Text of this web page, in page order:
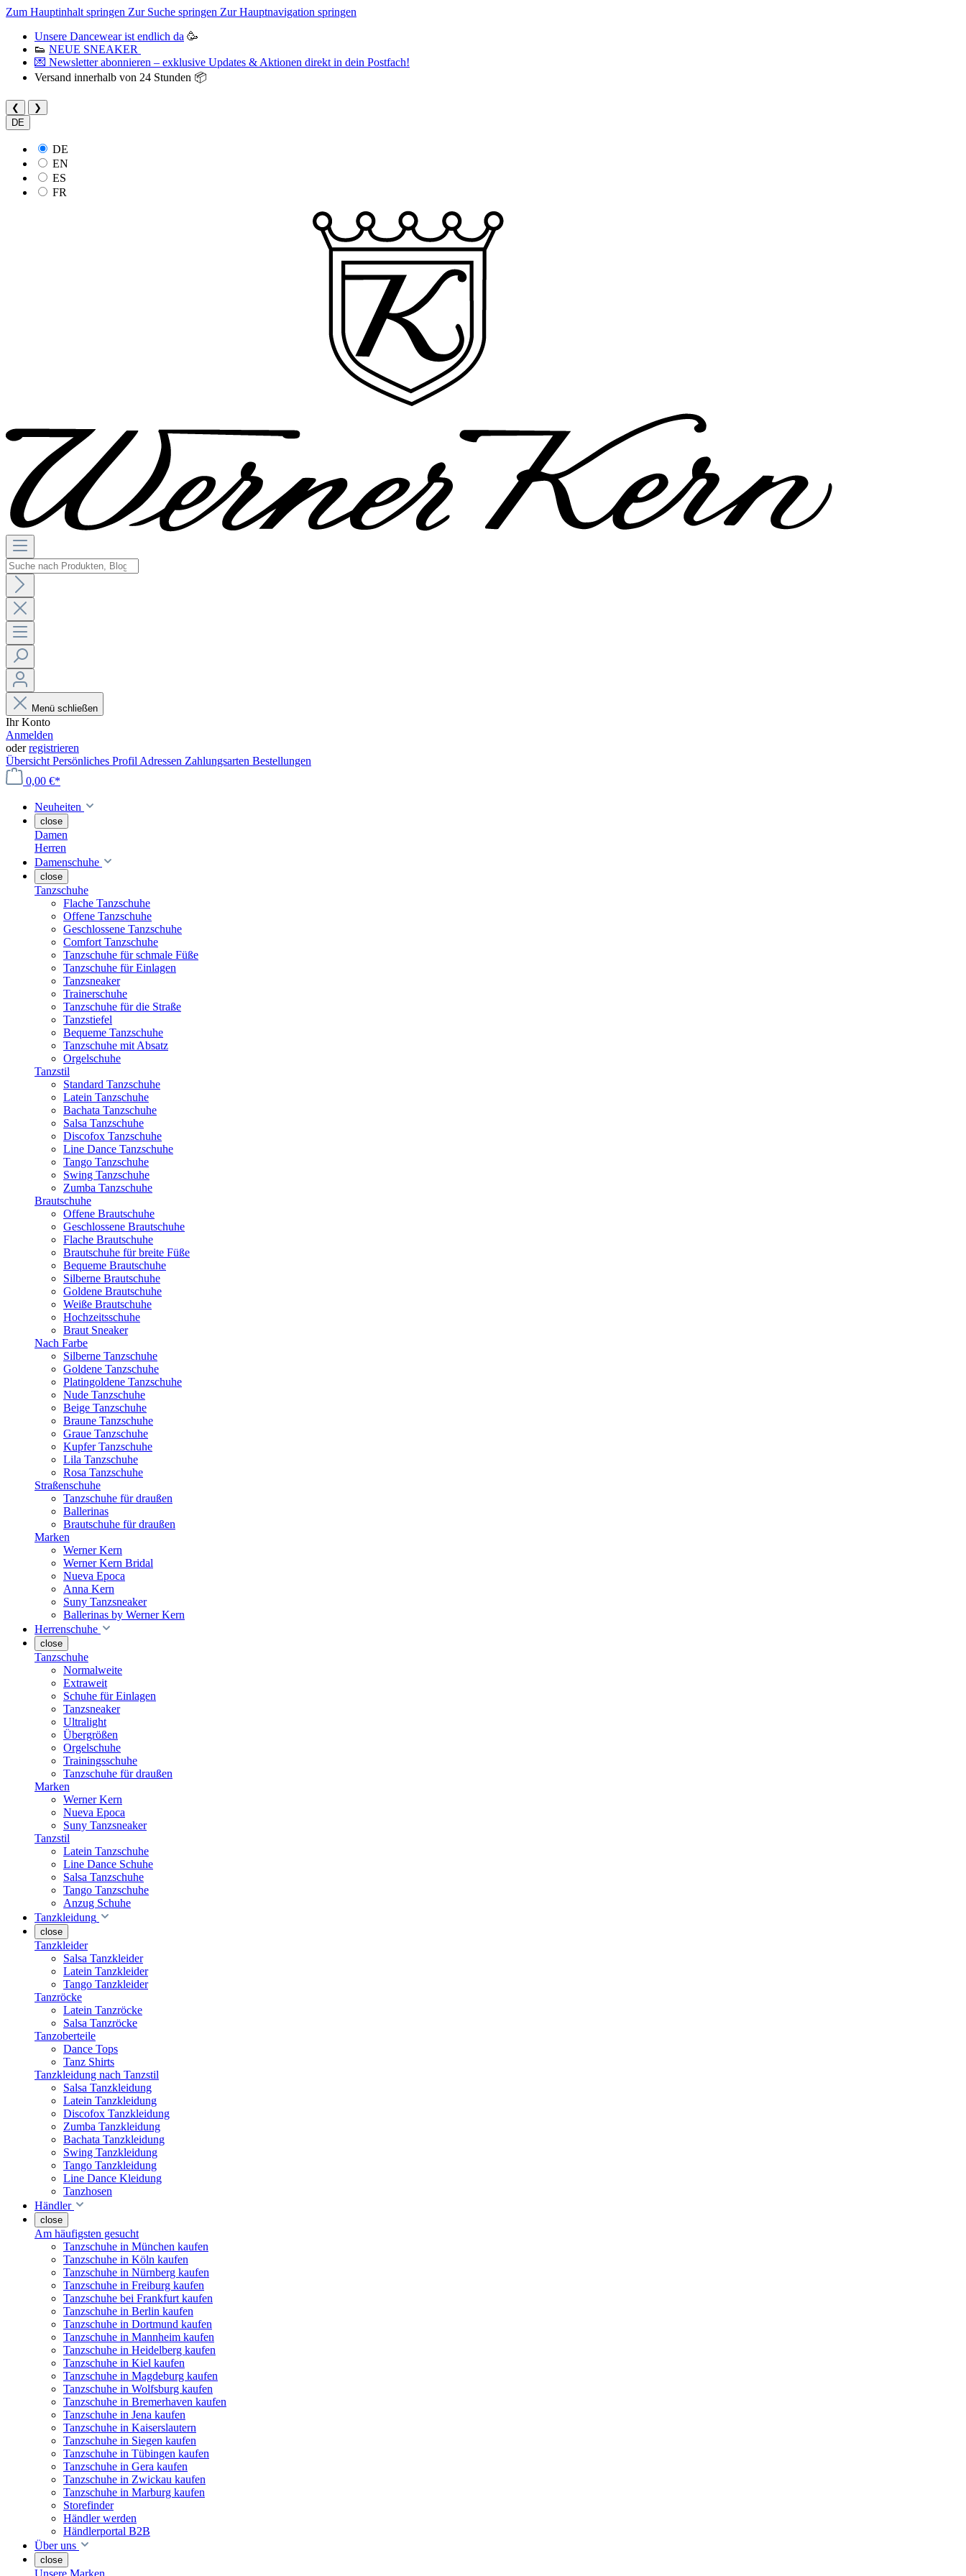
Zum Hauptinhalt springen Zur Suche springen Zur Hauptnavigation springen
Unsere Dancewear ist endlich da 🥳
👟 NEUE SNEAKER
💌 Newsletter abonnieren – exklusive Updates & Aktionen direkt in dein Postfach!
Versand innerhalb von 24 Stunden 📦
❮
❯
DE
DE
EN
ES
FR
Menü schließen
Ihr Konto
Anmelden
oderregistrieren
Übersicht Persönliches Profil Adressen Zahlungsarten Bestellungen
0,00 €*
Neuheiten
close
Damen
Herren
Damenschuhe
close
Tanzschuhe
Flache Tanzschuhe
Offene Tanzschuhe
Geschlossene Tanzschuhe
Comfort Tanzschuhe
Tanzschuhe für schmale Füße
Tanzschuhe für Einlagen
Tanzsneaker
Trainerschuhe
Tanzschuhe für die Straße
Tanzstiefel
Bequeme Tanzschuhe
Tanzschuhe mit Absatz
Orgelschuhe
Tanzstil
Standard Tanzschuhe
Latein Tanzschuhe
Bachata Tanzschuhe
Salsa Tanzschuhe
Discofox Tanzschuhe
Line Dance Tanzschuhe
Tango Tanzschuhe
Swing Tanzschuhe
Zumba Tanzschuhe
Brautschuhe
Offene Brautschuhe
Geschlossene Brautschuhe
Flache Brautschuhe
Brautschuhe für breite Füße
Bequeme Brautschuhe
Silberne Brautschuhe
Goldene Brautschuhe
Weiße Brautschuhe
Hochzeitsschuhe
Braut Sneaker
Nach Farbe
Silberne Tanzschuhe
Goldene Tanzschuhe
Platingoldene Tanzschuhe
Nude Tanzschuhe
Beige Tanzschuhe
Braune Tanzschuhe
Graue Tanzschuhe
Kupfer Tanzschuhe
Lila Tanzschuhe
Rosa Tanzschuhe
Straßenschuhe
Tanzschuhe für draußen
Ballerinas
Brautschuhe für draußen
Marken
Werner Kern
Werner Kern Bridal
Nueva Epoca
Anna Kern
Suny Tanzsneaker
Ballerinas by Werner Kern
Herrenschuhe
close
Tanzschuhe
Normalweite
Extraweit
Schuhe für Einlagen
Tanzsneaker
Ultralight
Übergrößen
Orgelschuhe
Trainingsschuhe
Tanzschuhe für draußen
Marken
Werner Kern
Nueva Epoca
Suny Tanzsneaker
Tanzstil
Latein Tanzschuhe
Line Dance Schuhe
Salsa Tanzschuhe
Tango Tanzschuhe
Anzug Schuhe
Tanzkleidung
close
Tanzkleider
Salsa Tanzkleider
Latein Tanzkleider
Tango Tanzkleider
Tanzröcke
Latein Tanzröcke
Salsa Tanzröcke
Tanzoberteile
Dance Tops
Tanz Shirts
Tanzkleidung nach Tanzstil
Salsa Tanzkleidung
Latein Tanzkleidung
Discofox Tanzkleidung
Zumba Tanzkleidung
Bachata Tanzkleidung
Swing Tanzkleidung
Tango Tanzkleidung
Line Dance Kleidung
Tanzhosen
Händler
close
Am häufigsten gesucht
Tanzschuhe in München kaufen
Tanzschuhe in Köln kaufen
Tanzschuhe in Nürnberg kaufen
Tanzschuhe in Freiburg kaufen
Tanzschuhe bei Frankfurt kaufen
Tanzschuhe in Berlin kaufen
Tanzschuhe in Dortmund kaufen
Tanzschuhe in Mannheim kaufen
Tanzschuhe in Heidelberg kaufen
Tanzschuhe in Kiel kaufen
Tanzschuhe in Magdeburg kaufen
Tanzschuhe in Wolfsburg kaufen
Tanzschuhe in Bremerhaven kaufen
Tanzschuhe in Jena kaufen
Tanzschuhe in Kaiserslautern
Tanzschuhe in Siegen kaufen
Tanzschuhe in Tübingen kaufen
Tanzschuhe in Gera kaufen
Tanzschuhe in Zwickau kaufen
Tanzschuhe in Marburg kaufen
Storefinder
Händler werden
Händlerportal B2B
Über uns
close
Unsere Marken